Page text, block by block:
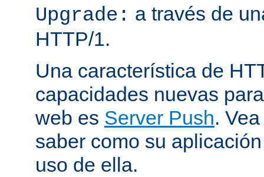
Upgrade: a través de
HTTP/1.
Una característica de
capacidades nuevas
web es Server Push.
saber como su
uso de ella.